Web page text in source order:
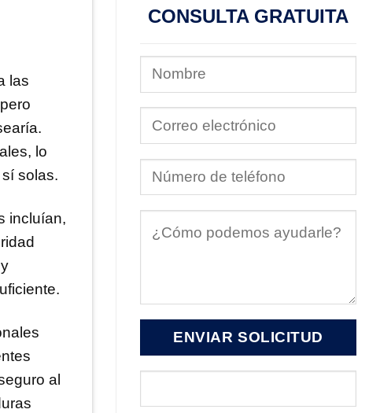
las
lo
solas.
incluían,
al
CONSULTA GRATUITA